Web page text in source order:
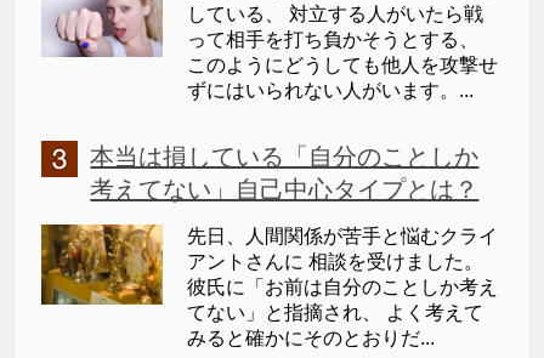
している、 対立する人がいたら戦
って相手を打ち負かそうとする、
このようにどうしても他人を攻撃せ
ずにはいられない人がいます。...
本当は損している「自分のことしか
考えてない」自己中心タイプとは？
先日、人間関係が苦手と悩むクライ
アントさんに 相談を受けました。
彼氏に「お前は自分のことしか考え
てない」と指摘され、 よく考えて
みると確かにそのとおりだ...